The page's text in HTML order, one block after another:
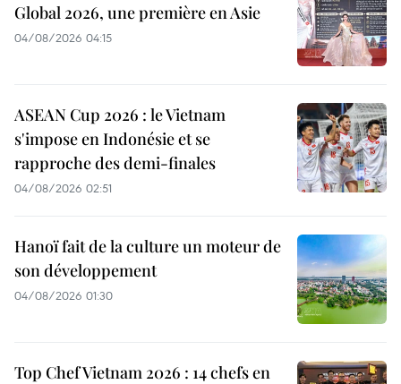
Global 2026, une première en Asie
04/08/2026 04:15
ASEAN Cup 2026 : le Vietnam
s'impose en Indonésie et se
rapproche des demi-finales
04/08/2026 02:51
Hanoï fait de la culture un moteur de
son développement
04/08/2026 01:30
Top Chef Vietnam 2026 : 14 chefs en